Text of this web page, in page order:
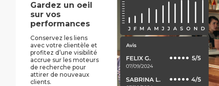
Gardez un oeil
sur vos
performances
Conservez les liens
avec votre clientèle et
profitez d’une visibilité
accrue sur les moteurs
de recherche pour
attirer de nouveaux
clients.